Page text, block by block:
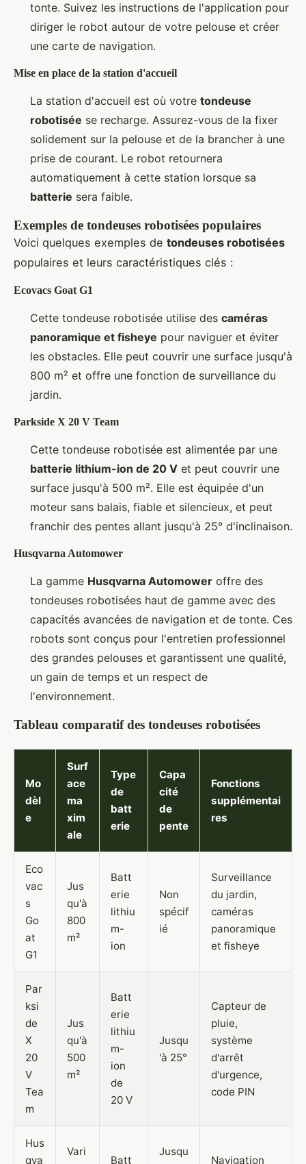
tonte. Suivez les instructions de l'application pour
diriger le robot autour de votre pelouse et créer
une carte de navigation.
Mise en place de la station d'accueil
La station d'accueil est où votre tondeuse
robotisée se recharge. Assurez-vous de la fixer
solidement sur la pelouse et de la brancher à une
prise de courant. Le robot retournera
automatiquement à cette station lorsque sa
batterie sera faible.
Exemples de tondeuses robotisées populaires
Voici quelques exemples de tondeuses robotisées
populaires et leurs caractéristiques clés :
Ecovacs Goat G1
Cette tondeuse robotisée utilise des caméras
panoramique et fisheye pour naviguer et éviter
les obstacles. Elle peut couvrir une surface jusqu'à
800 m² et offre une fonction de surveillance du
jardin.
Parkside X 20 V Team
Cette tondeuse robotisée est alimentée par une
batterie lithium-ion de 20 V et peut couvrir une
surface jusqu'à 500 m². Elle est équipée d'un
moteur sans balais, fiable et silencieux, et peut
franchir des pentes allant jusqu'à 25° d'inclinaison.
Husqvarna Automower
La gamme Husqvarna Automower offre des
tondeuses robotisées haut de gamme avec des
capacités avancées de navigation et de tonte. Ces
robots sont conçus pour l'entretien professionnel
des grandes pelouses et garantissent une qualité,
un gain de temps et un respect de
l'environnement.
Tableau comparatif des tondeuses robotisées
Mo
dèl
e
Surf
ace
ma
xim
ale
Type
de
batt
erie
Capa
cité
de
pente
Fonctions
supplémentai
res
Eco
vac
s
Go
at
G1
Jus
qu'à
800
m²
Batt
erie
lithiu
m-
ion
Non
spécif
ié
Surveillance
du jardin,
caméras
panoramique
et fisheye
Par
ksi
de
X
20
V
Tea
m
Jus
qu'à
500
m²
Batt
erie
lithiu
m-
ion
de
20 V
Jusqu
'à 25°
Capteur de
pluie,
système
d'arrêt
d'urgence,
code PIN
Hus
qva
Vari
Batt
Jusqu
Navigation